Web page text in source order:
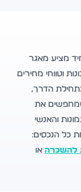
מציע מאגר
וטווחי מחירים
הדרך,
את
והאנשי
כל הנכסים:
להשכרה או